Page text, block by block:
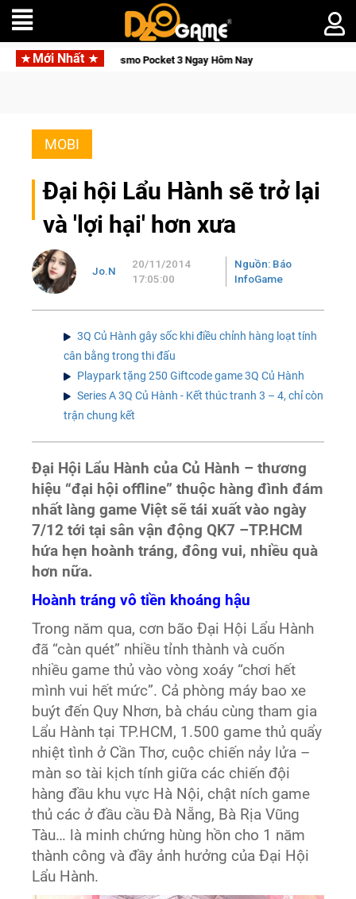
Mới Nhất
Pocket 3 Ngay Hôm Nay Lineage W – Quyền lực và
MOBI
Đại hội Lẩu Hành sẽ trở lại
và 'lợi hại' hơn xưa
Jo.N
20/11/2014
17:05:00
Nguồn: Báo
InfoGame
3Q Củ Hành gây sốc khi điều chỉnh hàng loạt tính
cân bằng trong thi đấu
Playpark tặng 250 Giftcode game 3Q Củ Hành
Series A 3Q Củ Hành - Kết thúc tranh 3 – 4, chỉ còn
trận chung kết
Đại Hội Lẩu Hành của Củ Hành – thương
hiệu “đại hội offline” thuộc hàng đình đám
nhất làng game Việt sẽ tái xuất vào ngày
7/12 tới tại sân vận động QK7 –TP.HCM
hứa hẹn hoành tráng, đông vui, nhiều quà
hơn nữa.
Hoành tráng vô tiền khoáng hậu
Trong năm qua, cơn bão Đại Hội Lẩu Hành
đã “càn quét” nhiều tỉnh thành và cuốn
nhiều game thủ vào vòng xoáy “chơi hết
mình vui hết mức”. Cả phòng máy bao xe
buýt đến Quy Nhơn, bà cháu cùng tham gia
Lẩu Hành tại TP.HCM, 1.500 game thủ quẩy
nhiệt tình ở Cần Thơ, cuộc chiến nảy lửa –
màn so tài kịch tính giữa các chiến đội
hàng đầu khu vực Hà Nội, chật ních game
thủ các ở đầu cầu Đà Nẵng, Bà Rịa Vũng
Tàu… là minh chứng hùng hồn cho 1 năm
thành công và đầy ảnh hưởng của Đại Hội
Lẩu Hành.